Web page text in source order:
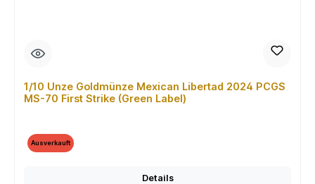
1/10 Unze Goldmünze Mexican Libertad 2024 PCGS
MS-70 First Strike (Green Label)
Ausverkauft
Details